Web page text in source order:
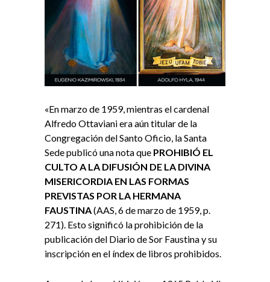
«En marzo de 1959, mientras el cardenal
Alfredo Ottaviani era aún titular de la
Congregación del Santo Oficio, la Santa
Sede publicó una nota que PROHIBIÓ EL
CULTO A LA DIFUSIÓN DE LA DIVINA
MISERICORDIA EN LAS FORMAS
PREVISTAS POR LA HERMANA
FAUSTINA(AAS, 6 de marzo de 1959, p.
271). Esto significó la prohibición de la
publicación del Diario de Sor Faustina y su
inscripción en el índex de libros prohibidos.